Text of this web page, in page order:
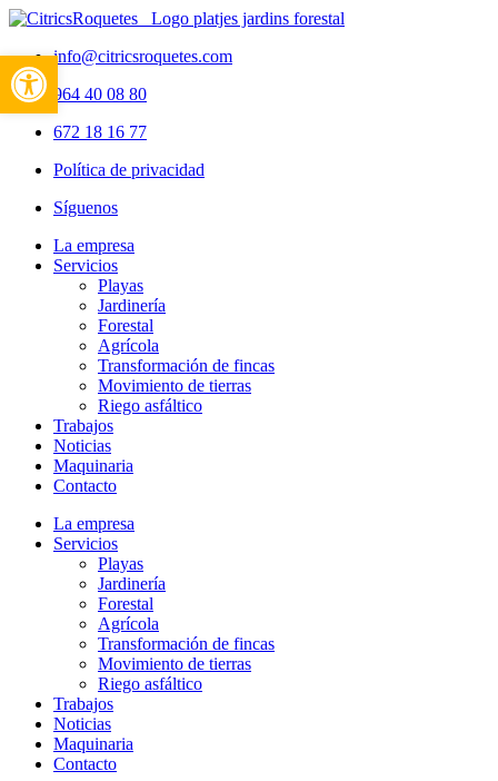
info@citricsroquetes.com
964 40 08 80
672 18 16 77
Política de privacidad
Síguenos
La empresa
Servicios
Playas
Jardinería
Forestal
Agrícola
Transformación de fincas
Movimiento de tierras
Riego asfáltico
Trabajos
Noticias
Maquinaria
Contacto
La empresa
Servicios
Playas
Jardinería
Forestal
Agrícola
Transformación de fincas
Movimiento de tierras
Riego asfáltico
Trabajos
Noticias
Maquinaria
Contacto
Abrir barra de herramientas